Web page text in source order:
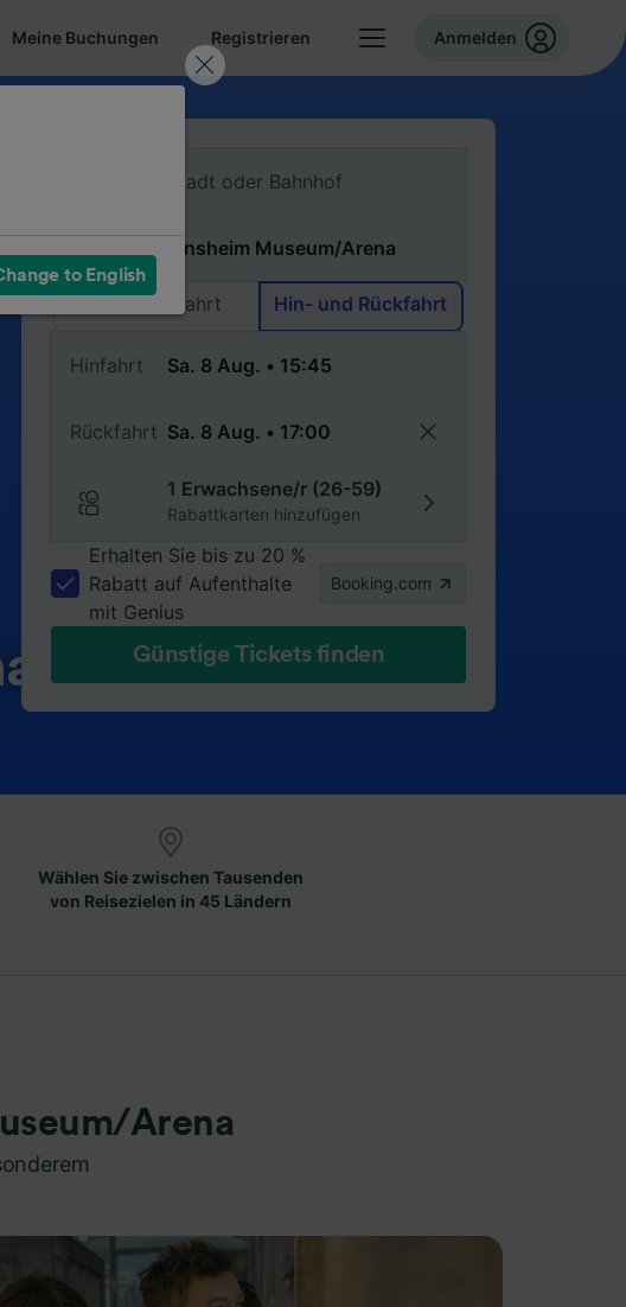
Meine Buchungen Registrieren Anmelden
Einfache Fahrt Hin- und Rückfahrt
Hinfahrt
Rückfahrt
1 Erwachsene/r (26-59)
Rabattkarten hinzufügen
Erhalten Sie bis zu 20 %
Rabatt auf Aufenthalte
mit Genius
Booking.com
Günstige Tickets finden
Wählen Sie zwischen Tausenden
von Reisezielen in 45 Ländern
Arena
to English